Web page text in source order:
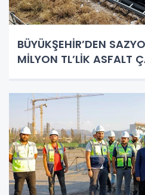
BÜYÜKŞEHİR’DEN
MİLYON TL’LİK ASFALT